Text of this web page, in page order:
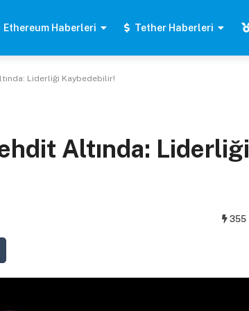
Ethereum Haberleri Tether Haberleri
Liderliği Kaybedebilir!
Altında: Liderliği
355